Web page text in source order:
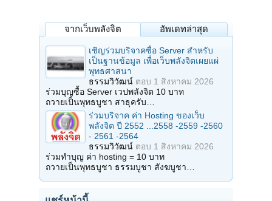
จากเว็บพลังจิต อัพเดทล่าสุด
เชิญร่วมบริจาคซื้อ Server สำหรับ
เป็นฐานข้อมูล เพื่อเว็บพลังจิตเผยแผ่
พุทธศาสนา
ธรรมวิวัฒน์ ตอบ 1 สิงหาคม 2026
ร่วมบุญซื้อ Server เวปพลังจิต 10 บาท
ถวายเป็นพุทธบูชา สาธุครับ…
ร่วมบริจาค ค่า Hosting ของเว็บ
พลังจิต ปี 2552 ...2558 -2559 -2560
- 2561 -2564
ธรรมวิวัฒน์ ตอบ 1 สิงหาคม 2026
ร่วมทำบุญ ค่า hosting = 10 บาท
ถวายเป็นพุทธบูชา ธรรมบูชา สังฆบูชา…